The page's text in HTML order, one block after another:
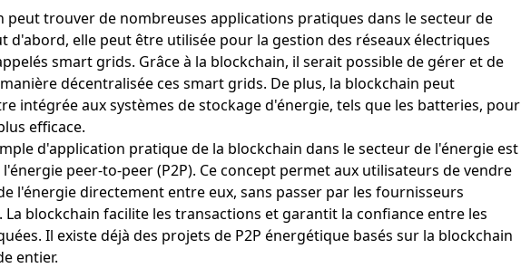
peut trouver de nombreuses applications pratiques dans le secteur de
d'abord, elle peut être utilisée pour la gestion des réseaux électriques
smart grids. Grâce à la blockchain, il serait possible de gérer et de
décentralisée ces smart grids. De plus, la blockchain peut
intégrée aux systèmes de stockage d'énergie, tels que les batteries, pour
efficace.
d'application pratique de la blockchain dans le secteur de l'énergie est
peer-to-peer (P2P). Ce concept permet aux utilisateurs de vendre
l'énergie directement entre eux, sans passer par les fournisseurs
blockchain facilite les transactions et garantit la confiance entre les
Il existe déjà des projets de P2P énergétique basés sur la blockchain
entier.